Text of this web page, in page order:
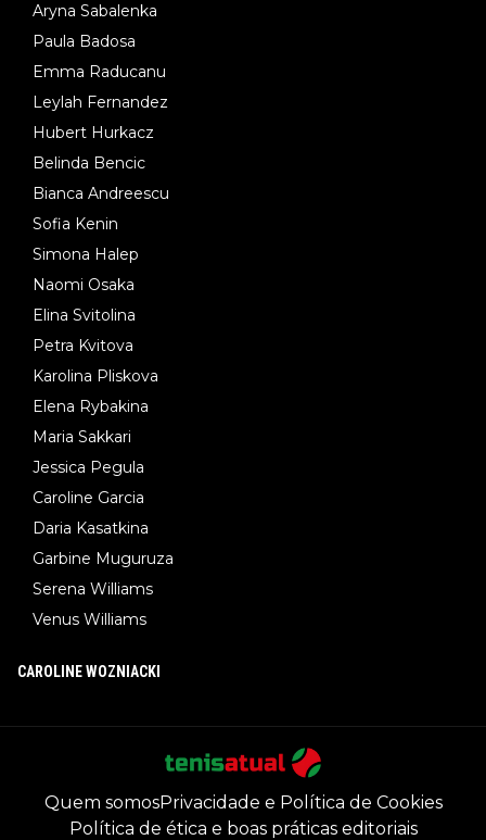
Aryna Sabalenka
Paula Badosa
Emma Raducanu
Leylah Fernandez
Hubert Hurkacz
Belinda Bencic
Bianca Andreescu
Sofia Kenin
Simona Halep
Naomi Osaka
Elina Svitolina
Petra Kvitova
Karolina Pliskova
Elena Rybakina
Maria Sakkari
Jessica Pegula
Caroline Garcia
Daria Kasatkina
Garbine Muguruza
Serena Williams
Venus Williams
CAROLINE WOZNIACKI
Quem somosPrivacidade e Política de Cookies
Política de ética e boas práticas editoriais